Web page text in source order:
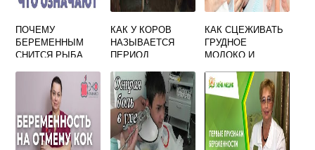
ПОЧЕМУ
БЕРЕМЕННЫМ
СНИТСЯ РЫБА
КАК У КОРОВ
НАЗЫВАЕТСЯ
ПЕРИОД
МЕСЯЦЕВ
БЕРЕМЕННОСТИ
КАК СЦЕЖИВАТЬ
ГРУДНОЕ
МОЛОКО И
КОРМЛЕНИЯ
НОВОРОЖДЕННО